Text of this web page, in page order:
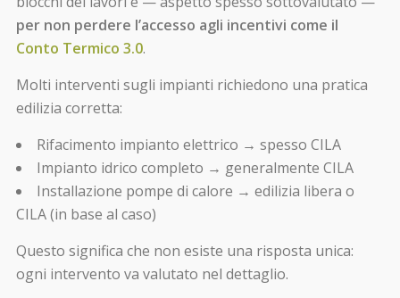
per non perdere l’accesso agli incentivi come il
Conto Termico 3.0.
Molti interventi sugli impianti richiedono una pratica
edilizia corretta:
Rifacimento impianto elettrico → spesso CILA
Impianto idrico completo → generalmente CILA
Installazione pompe di calore → edilizia libera o
CILA (in base al caso)
Questo significa che non esiste una risposta unica:
ogni intervento va valutato nel dettaglio.